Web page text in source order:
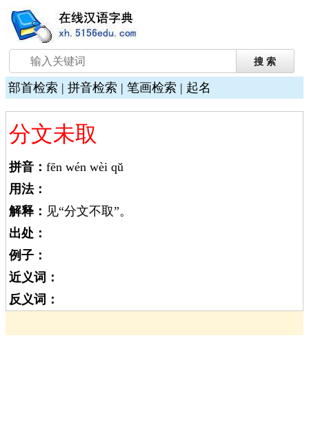
部首检索 | 拼音检索 | 笔画检索 | 起名
分文未取
拼音： fēn wén wèi qǔ
用法：
解释： 见“分文不取”。
出处：
例子：
近义词：
反义词：